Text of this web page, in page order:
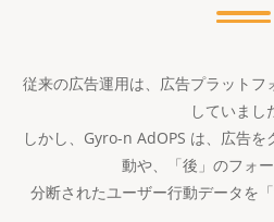
従来の広告運用は、広告プラットフ
していまし
しかし、Gyro-n AdOPS は、広告
動や、「後」のフォー
分断されたユーザー行動データを